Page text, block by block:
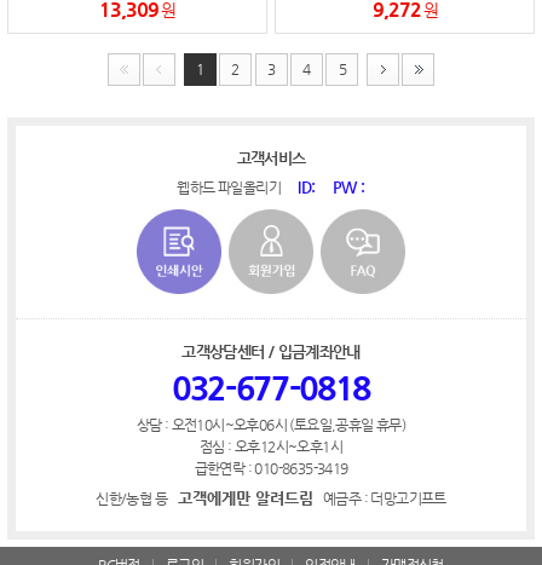
13,309원 9,272원
1 2 3 4 5
고객서비스
웹하드 파일올리기 ID: PW :
고객상담센터 / 입금계좌안내
032-677-0818
상담 : 오전10시~오후06시 (토요일,공휴일 휴무)
점심 : 오후12시~오후1시
급한연락 : 010-8635-3419
신한/농협 등 고객에게만 알려드림 예금주 : 더망고기프트